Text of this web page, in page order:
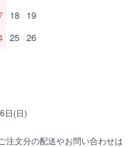
18 19
25 26
日(日)
注文分の配送やお問い合わせは